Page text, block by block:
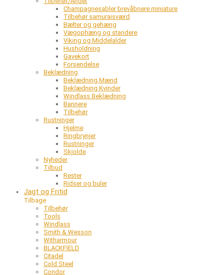
Champagnesabler brevåbnere miniature
Tilbehør samuraisværd
Bælter og gehæng
Vægophæng og standere
Viking og Middelalder
Husholdning
Gavekort
Forsendelse
Beklædning
Beklædning Mænd
Beklædning Kvinder
Windlass Beklædning
Bannere
Tilbehør
Rustninger
Hjelme
Ringbrynjer
Rustninger
Skjolde
Nyheder
Tilbud
Rester
Ridser og buler
Jagt og Fritid
Tilbage
Tilbehør
Tools
Windlass
Smith & Wesson
Witharmour
BLACKFIELD
Citadel
Cold Steel
Condor